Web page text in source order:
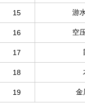
15 游
16 空
17
18
19 金